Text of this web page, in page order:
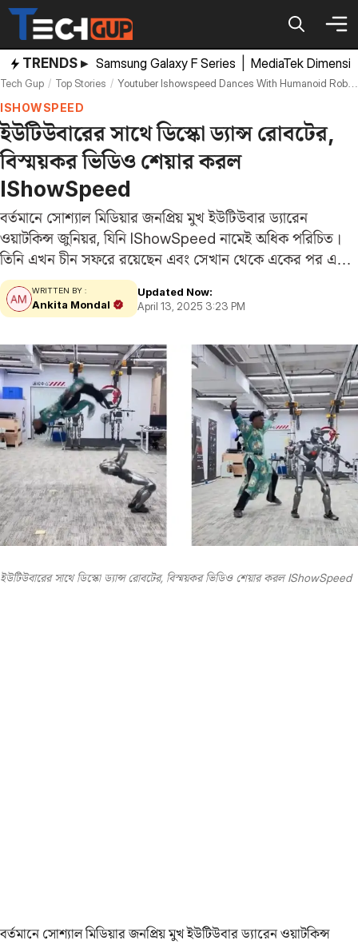
Skip
content
TRENDS ▸ Samsung Galaxy F Series MediaTek
Tech Gup Top Stories Youtuber Ishowspeed Dances With Humanoid Robot Video Goes Viral
ISHOWSPEED
ইউটিউবারের সাথে ডিস্কো ড্যান্স রোবটের,
বিস্ময়কর ভিডিও শেয়ার করল
IShowSpeed
বর্তমানে সোশ্যাল মিডিয়ার জনপ্রিয় মুখ ইউটিউবার ড্যারেন
ওয়াটকিন্স জুনিয়র, যিনি IShowSpeed নামেই অধিক পরিচিত।
তিনি এখন চীন সফরে রয়েছেন এবং সেখান থেকে একের পর এক
চমকপ্রদ ভিডিও শেয়ার করছেন। প্রযুক্তির দুনিয়ায় চীনের অগ্রগতির
নানা উদাহরণ তার ভিডিও থেকে উঠে আসছে,…
WRITTEN BY :
Ankita Mondal
Updated Now:
April 13, 2025 3:23 PM
ইউটিউবারের সাথে ডিস্কো ড্যান্স রোবটের, বিস্ময়কর ভিডিও শেয়ার করল IShowSpeed
বর্তমানে সোশ্যাল মিডিয়ার জনপ্রিয় মুখ ইউটিউবার ড্যারেন ওয়াটকিন্স